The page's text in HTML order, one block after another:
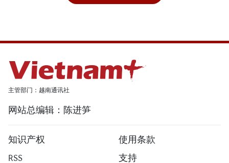
主管部门：越南通讯社
网站总编辑：陈进笋
知识产权
使用条款
RSS
支持